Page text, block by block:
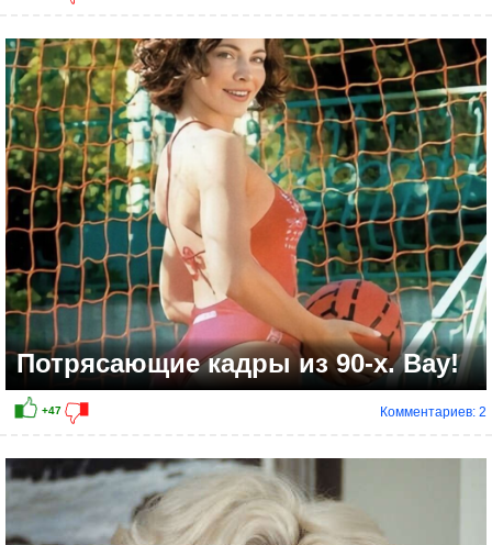
+30
Потрясающие кадры из 90-х. Вау!
Комментариев: 2